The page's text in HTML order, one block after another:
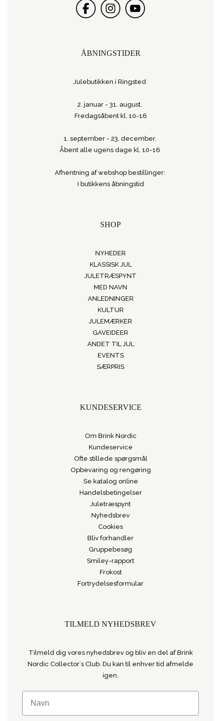
ÅBNINGSTIDER
Julebutikken i Ringsted
2. januar - 31. august.
Fredagsåbent kl. 10-16
1. september - 23. december.
Åbent alle ugens dage kl. 10-16
Afhentning af webshop bestillinger:
I butikkens åbningstid
SHOP
NYHEDER
KLASSISK JUL
JULETRÆSPYNT
MED NAVN
ANLEDNINGER
KULTUR
JULEMÆRKER
GAVEIDEER
ANDET TIL JUL
EVENTS
SÆRPRIS
KUNDESERVICE
Om Brink Nordic
Kundeservice
Ofte stillede spørgsmål
Opbevaring og rengøring
Se katalog online
Handelsbetingelser
Juletræspynt
Nyhedsbrev
Cookies
Bliv forhandler
Gruppebesøg
Smiley-rapport
Frokost
Fortrydelsesformular
TILMELD NYHEDSBREV
Tilmeld dig vores nyhedsbrev og bliv en del af Brink
Nordic Collector´s Club. Du kan til enhver tid afmelde
igen.